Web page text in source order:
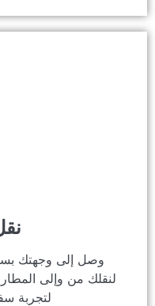
وصل إلى وجهتك
لنقلك من وإلى
لتجربة